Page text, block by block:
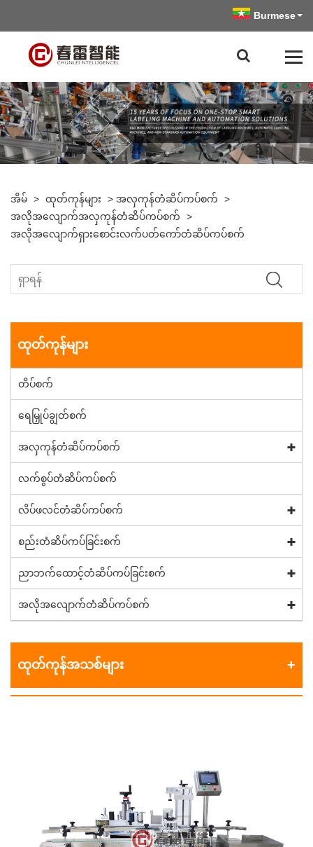
Burmese
အိမ် > ထုတ်ကုန်များ > အလှကုန်တံဆိပ်ကပ်စက်
>
အလိုအလျောက်အလှကုန်တံဆိပ်ကပ်စက်
>
အလိုအလျောက်ရှားစောင်းလက်ပတ်ကော်တံဆိပ်ကပ်စက်
ထုတ်ကုန်များ
တိပ်စက်
ရေမြှုပ်ချွတ်စက်
အလှကုန်တံဆိပ်ကပ်စက်
လက်စွပ်တံဆိပ်ကပ်စက်
လိပ်ဖလင်တံဆိပ်ကပ်စက်
စည်းတံဆိပ်ကပ်ခြင်းစက်
ညာဘက်ထောင့်တံဆိပ်ကပ်ခြင်းစက်
အလိုအလျောက်တံဆိပ်ကပ်စက်
ထုတ်ကုန်အသစ်များ